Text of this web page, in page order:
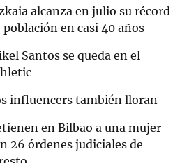
alcanza en julio su récord
población en casi 40 años
Santos se queda en el
influencers también lloran
en Bilbao a una mujer
26 órdenes judiciales de